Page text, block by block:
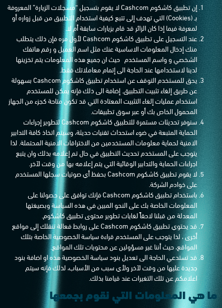
إن تطبيق كاشكوم Cashcom لا يقوم بتسجيل “مسجلات الزيارة” المعروفة
بـ (Cookies) التي تهدف إلى تتبع كيفية استخدام التطبيق من قبل زواره أو
لمعرفة فيما إذا كان الزائر قد قام بزيارات سابقة أم لا.
عند التسجيل على تطبيق كاشكوم Cashcom لأول مره فإن ذلك يتطلب
منك إدخال المعلومات الاساسية عنك مثل اسم العميل و رقم هاتفك
الشخصي و واسم المستخدم حيث ان جميع هذه المعلومات يتم تخزينها
لدينا لاستخدامها عند الحاجة الى إتمام معاملاتك فقط.
يحق للمستخدم التوقف عن استخدام تطبيق كاشكوم Cashcom بسهولة
عن طريق إلغاء تثبيت التطبيق. إضافة الى ذلك فإنه يمكن للمستخدم
استخدام عمليات إلغاء التثبيت المعتادة التي قد تكون متاحة كجزء من الجهاز
المحمول الخاص بك أو عبر سوق تطبيقات.
سنوفر تحديثات مستمرة للتطبيق كاشكوم Cashcom لتطوير إجراءات
الحماية المتبعة في ضوء استحداث تقنيات حديثة، وسيتم اتخاذ كافة التدابير
الامنية لحماية معلومات المستخدمين من الاختراقات الامنية المحتملة. لذا
يتوجب على المستخدم تحديث التطبيق في حال تم إعلامه بذلك وان يتبع
اجراءات الحماية والتدابير الوقائية التي يتم إعلامه بها من وقت لآخر.
لا يقوم تطبيق كاشكوم Cashcom بحفظ أي صوتيات سجلها المستخدم
على خوادم الشركة.
باستخدام تطبيق كاشكوم Cashcom فإنك توافق على حصولنا على
المعلومات الخاصة بك على النحو المبين في هذه السياسة وبصيغتها
المعدلة من قبلنا لاحقاً لغايات تطوير محتوى تطبيق كاشكوم.
قد يحتوي تطبيق كاشكوم Cashcom على روابط فعالة تنقلك إلى مواقع
أخرى ، لذا يتوجب على المستخدم قراءة سياسة الخصوصية الخاصة بتلك
المواقع، حيث أننا غير مسؤولين عن محتويات تلك المواقع.
قد تستدعي الحاجة الى تعديل بنود سياسة الخصوصية هذه او اضافة بنود
جديدة عليها من وقت لآخر ولأي سبب من الأسباب، لذلك فإنه سيتم
اعلامكم عن تلك التغيرات عند قيامنا بذلك.
ما هي المعلومات التي نقوم بجمعها